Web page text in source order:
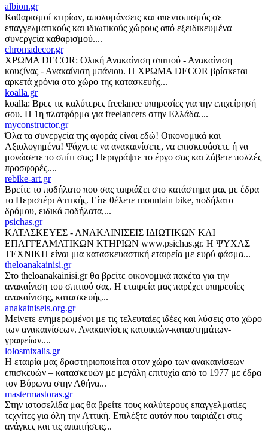
albion.gr
Καθαρισμοί κτιρίων, απολυμάνσεις και απεντοπισμός σε
επαγγελματικούς και ιδιωτικούς χώρους από εξειδικευμένα
συνεργεία καθαρισμού....
chromadecor.gr
ΧΡΩΜΑ DECOR: Ολική Ανακαίνιση σπιτιού - Ανακαίνιση
κουζίνας - Ανακαίνιση μπάνιου. Η ΧΡΩΜΑ DECOR βρίσκεται
αρκετά χρόνια στο χώρο της κατασκευής...
koalla.gr
koalla: Βρες τις καλύτερες freelance υπηρεσίες για την επιχείρησή
σου. Η 1η πλατφόρμα για freelancers στην Ελλάδα....
myconstructor.gr
Όλα τα συνεργεία της αγοράς είναι εδώ! Οικονομικά και
Αξιολογημένα! Ψάχνετε να ανακαινίσετε, να επισκευάσετε ή να
μονώσετε το σπίτι σας; Περιγράψτε το έργο σας και λάβετε πολλές
προσφορές....
rebike-art.gr
Βρείτε το ποδήλατο που σας ταιριάζει στο κατάστημα μας με έδρα
το Περιστέρι Αττικής. Είτε θέλετε mountain bike, ποδήλατο
δρόμου, ειδικά ποδήλατα,...
psichas.gr
ΚΑΤΑΣΚΕΥΕΣ - ΑΝΑΚΑΙΝΙΣΕΙΣ ΙΔΙΩΤΙΚΩΝ ΚΑΙ
ΕΠΑΓΓΕΛΜΑΤΙΚΩΝ ΚΤΗΡΙΩΝ www.psichas.gr. H ΨΥΧΑΣ
ΤΕΧΝΙΚΗ είναι μια κατασκευαστική εταιρεία με ευρύ φάσμα...
theloanakainisi.gr
Στο theloanakainisi.gr θα βρείτε οικονομικά πακέτα για την
ανακαίνιση του σπιτιού σας. Η εταιρεία μας παρέχει υπηρεσίες
ανακαίνισης, κατασκευής...
anakainiseis.org.gr
Μείνετε ενημερωμένοι με τις τελευταίες ιδέες και λύσεις στο χώρο
των ανακαινίσεων. Ανακαινίσεις κατοικιών-καταστημάτων-
γραφείων....
lolosmixalis.gr
Η εταιρία μας δραστηριοποιείται στον χώρο των ανακαινίσεων –
επισκευών – κατασκευών με μεγάλη επιτυχία από το 1977 με έδρα
τον Βύρωνα στην Αθήνα...
mastermastoras.gr
Στην ιστοσελίδα μας θα βρείτε τους καλύτερους επαγγελματίες
τεχνίτες για όλη την Αττική. Επιλέξτε αυτόν που ταιριάζει στις
ανάγκες και τις απαιτήσεις...